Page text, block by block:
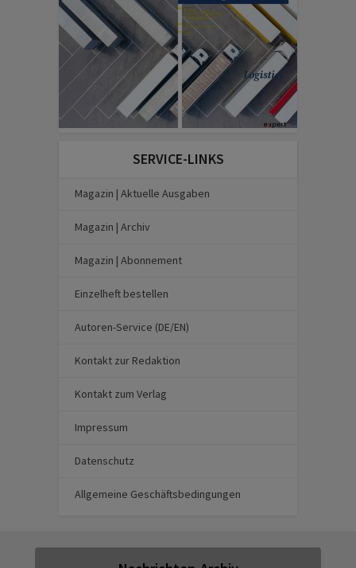
SERVICE-LINKS
Magazin | Aktuelle Ausgaben
Magazin | Archiv
Magazin | Abonnement
Einzelheft bestellen
Autoren-Service (DE/EN)
Kontakt zur Redaktion
Kontakt zum Verlag
Impressum
Datenschutz
Allgemeine Geschäftsbedingungen